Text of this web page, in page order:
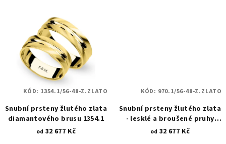
Snubní prsteny žlutého zlata
diamantového brusu 1354.1
od 32 677 Kč
KÓD: 1354.1/56-48-Z.ZLATO
Snubní prsteny žlutého zlata
- lesklé a broušené pruhy
970.1
od 32 677 Kč
KÓD: 970.1/56-48-Z.ZLATO